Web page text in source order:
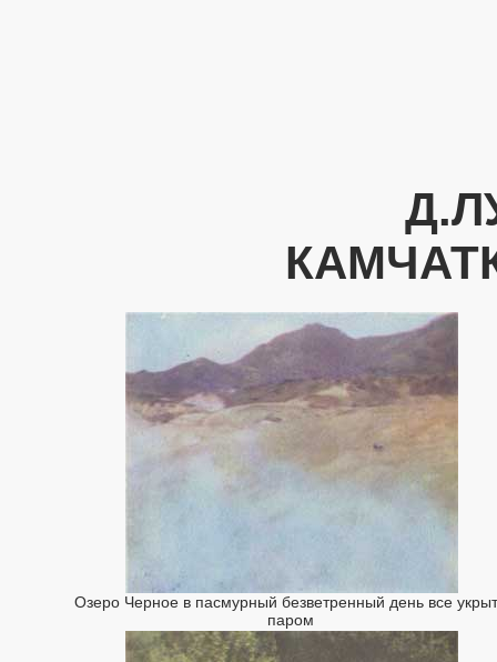
Озеро Черное в пасмурный безветренный день все
паром